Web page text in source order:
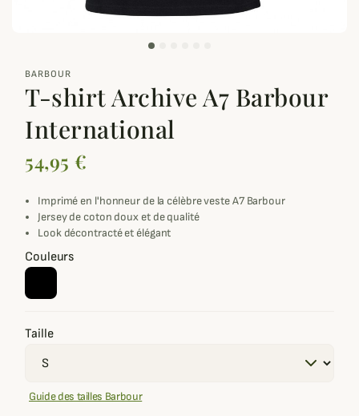
BARBOUR
T-shirt Archive A7 Barbour
International
54,95 €
Imprimé en l'honneur de la célèbre veste A7 Barbour
Jersey de coton doux et de qualité
Look décontracté et élégant
Couleurs
Taille
Guide des tailles Barbour